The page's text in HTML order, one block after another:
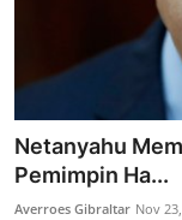
Netanyahu
Pemimpin Ha...
Averroes Gibraltar Nov